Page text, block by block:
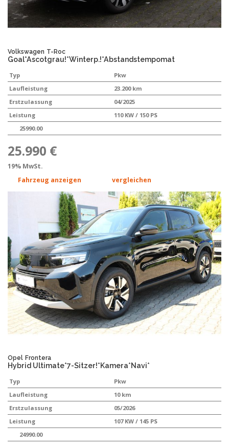
Volkswagen T-Roc
Goal*Ascotgrau!*Winterp.!*Abstandstempomat
Typ
Pkw
Laufleistung
23.200 km
Erstzulassung
04/2025
Leistung
110 KW / 150 PS
25990.00
25.990 €
19% MwSt.
Fahrzeug anzeigen
vergleichen
Opel Frontera
Hybrid Ultimate*7-Sitzer!*Kamera*Navi*
Typ
Pkw
Laufleistung
10 km
Erstzulassung
05/2026
Leistung
107 KW / 145 PS
24990.00